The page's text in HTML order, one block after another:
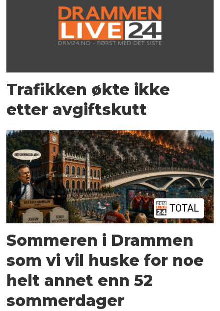
Trafikken økte ikke
etter avgiftskutt
TOTAL
Sommeren i Drammen
som vi vil huske for noe
helt annet enn 52
sommerdager